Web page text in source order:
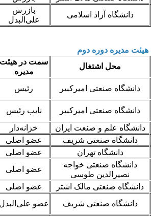
دانشگاه آزاد اسلامی
بازرس
علی‌البدل
هیئت مدیره دوره دوم
محل اشتغال
سمت در هیئت
مدیره
دانشگاه صنعتی امیرکبیر
رئیس
دانشگاه صنعتی امیرکبیر
نایب رئیس
دانشگاه علم و صنعت ایران
خزانه‌دار
دانشگاه صنعتی شریف
عضو اصلی
دانشگاه تهران
عضو اصلی
دانشگاه صنعتی خواجه
نصیرالدین طوسی
عضو اصلی
دانشگاه صنعتی مالک اشتر
عضو اصلی
دانشگاه صنعتی شریف
عضو علی‌البدل